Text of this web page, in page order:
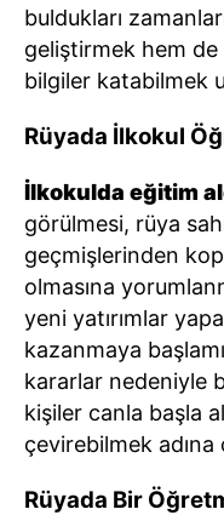
buldukları
geliştirmek hem
bilgiler katabilmek
Rüyada İlkokul
İlkokulda eğitim
görülmesi, rüya
geçmişlerinden
olmasına
yeni yatırımlar
kazanmaya
kararlar nedeniyle
kişiler canla başla
çevirebilmek adına
Rüyada Bir